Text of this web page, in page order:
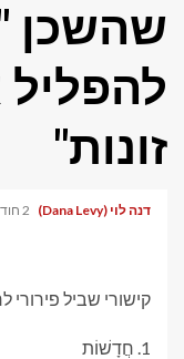
שהשכן
זונות"
דנה לוי (Dana Levy) 2 חודשים ago
קישורי שביל פירורי
חֲדָשׁוֹת